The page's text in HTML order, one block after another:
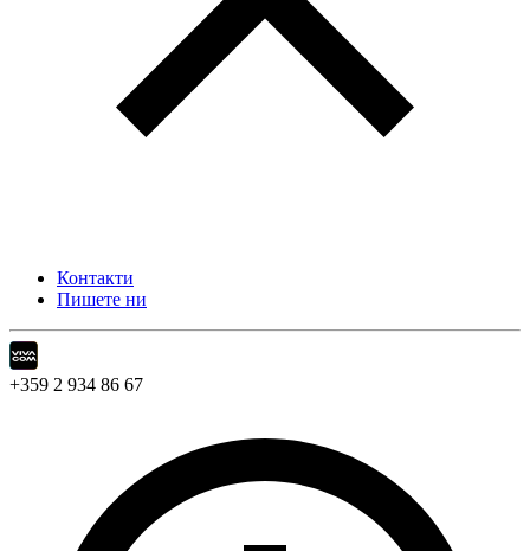
Контакти
Пишете ни
+359 2 934 86 67